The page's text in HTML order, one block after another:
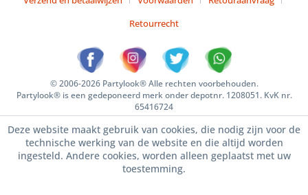
Retourrecht
© 2006-2026 Partylook® Alle rechten voorbehouden.
Partylook® is een gedeponeerd merk onder depotnr. 1208051. KvK nr.
65416724
Deze website maakt gebruik van cookies, die nodig zijn voor de
technische werking van de website en die altijd worden
ingesteld. Andere cookies, worden alleen geplaatst met uw
toestemming.